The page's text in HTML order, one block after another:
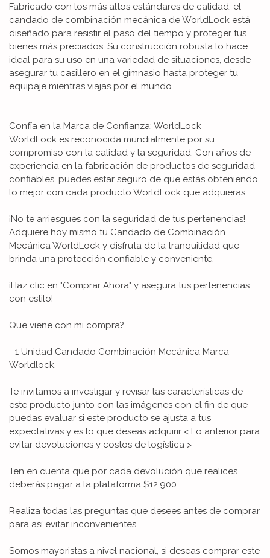
Fabricado con los más altos estándares de calidad, el
candado de combinación mecánica de WorldLock está
diseñado para resistir el paso del tiempo y proteger tus
bienes más preciados. Su construcción robusta lo hace
ideal para su uso en una variedad de situaciones, desde
asegurar tu casillero en el gimnasio hasta proteger tu
equipaje mientras viajas por el mundo.
Confía en la Marca de Confianza: WorldLock
WorldLock es reconocida mundialmente por su
compromiso con la calidad y la seguridad. Con años de
experiencia en la fabricación de productos de seguridad
confiables, puedes estar seguro de que estás obteniendo
lo mejor con cada producto WorldLock que adquieras.
¡No te arriesgues con la seguridad de tus pertenencias!
Adquiere hoy mismo tu Candado de Combinación
Mecánica WorldLock y disfruta de la tranquilidad que
brinda una protección confiable y conveniente.
¡Haz clic en "Comprar Ahora" y asegura tus pertenencias
con estilo!
Que viene con mi compra?
- 1 Unidad Candado Combinación Mecánica Marca
Worldlock.
Te invitamos a investigar y revisar las características de
este producto junto con las imágenes con el fin de que
puedas evaluar si este producto se ajusta a tus
expectativas y es lo que deseas adquirir < Lo anterior para
evitar devoluciones y costos de logística >
Ten en cuenta que por cada devolución que realices
deberás pagar a la plataforma $12.900
Realiza todas las preguntas que desees antes de comprar
para así evitar inconvenientes.
Somos mayoristas a nivel nacional, si deseas comprar este